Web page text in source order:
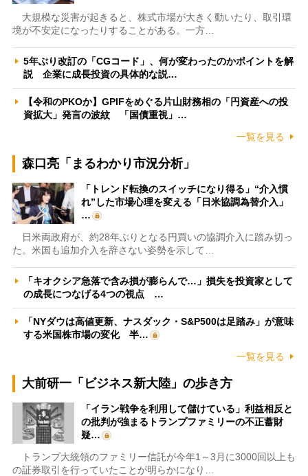
大規模な災害が起きると、株式市場が大きく動いたり、取引環
境が不安定になったりすることがある。一方…
5年ぶり改訂の「CGコード」、何が変わったのかポイントを解
説 企業に成長投資の具体的な説…
【令和のPKOか】GPIFをめぐる片山財務相の「円資産への投
資拡大」発言の波紋 「国債重視」…
一覧を見る
森口亮「まるわかり市況分析」
「トレンド転換のスイッチになり得る」“介入慣
れ”した市場心理を変える「日米協調為替介入」
…
日米両政府が、約28年ぶりとなる円買いの協調介入に踏み切っ
た。米国も追加介入を辞さない姿勢を示して…
「キオクシア急落で含み損が膨らんで…」損失を投資家として
の成長につなげる4つの視点 …
「NYダウは高値更新、ナスダック・S&P500は足踏み」が意味
する米国株市場の変化 半…
一覧を見る
大前研一「ビジネス新大陸」の歩き方
「イラン戦争を利用して儲けている」利益相反と
の批判が強まるトランプファミリーの不正蓄財
疑…
トランプ大統領のファミリー信託が今年1～3月に3000回以上も
の証券取引を行っていたことが明らかになり…